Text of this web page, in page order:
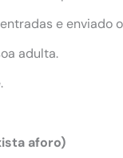
e
adulta.
aforo)